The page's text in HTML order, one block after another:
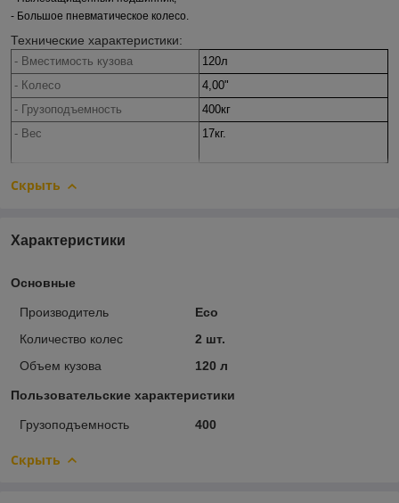
- Большое пневматическое колесо.
Технические характеристики:
- Вместимость кузова
120л
- Колесо
4,00"
- Грузоподъемность
400кг
- Вес
17кг.
Скрыть
Характеристики
Основные
Производитель
Eco
Количество колес
2 шт.
Объем кузова
120 л
Пользовательские характеристики
Грузоподъемность 400
Скрыть